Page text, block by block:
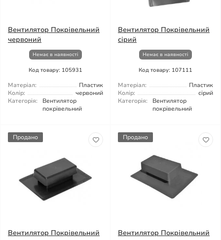
Вентилятор Покрівельний
червоний
Немає в наявності
Код товару: 105931
Матеріал:
Пластик
Колір:
червоний
Категорія:
Вентилятор
покрівельний
Вентилятор Покрівельний
сірий
Немає в наявності
Код товару: 107111
Матеріал:
Пластик
Колір:
сірий
Категорія:
Вентилятор
покрівельний
Продано
Вентилятор Покрівельний
Продано
Вентилятор Покрівельний